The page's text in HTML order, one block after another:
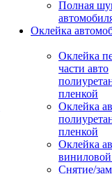
Полная
Оклейка
Оклейка
части авто
пленкой
Оклейка
пленкой
Оклейка
Снятие/